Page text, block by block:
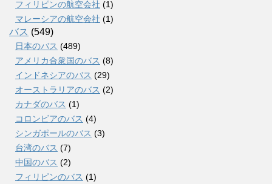
フィリピンの航空会社 (1)
マレーシアの航空会社 (1)
バス (549)
日本のバス (489)
アメリカ合衆国のバス (8)
インドネシアのバス (29)
オーストラリアのバス (2)
カナダのバス (1)
コロンビアのバス (4)
シンガポールのバス (3)
台湾のバス (7)
中国のバス (2)
フィリピンのバス (1)